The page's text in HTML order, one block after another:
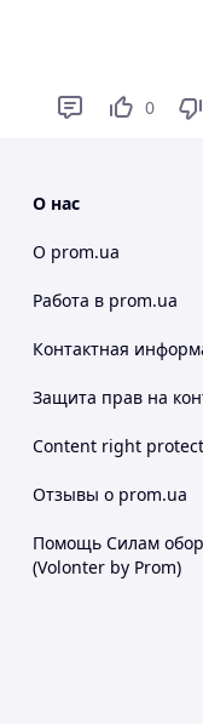
0
О нас
О prom.ua
Работа в prom.ua
Контактная
Защита прав на
Content right
Отзывы о prom.ua
Помощь Силам
(Volonter by Prom)